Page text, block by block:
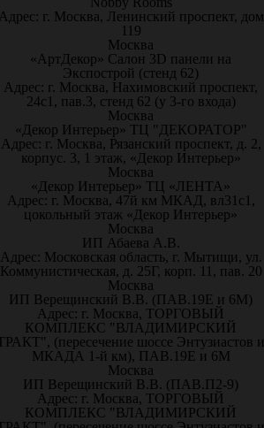
г. Москва, Ленинский проспект, дом
119
Москва
«АртДекор» Салон 3D панели на
Экспострой (стенд 62)
Адрес: г. Москва, Нахимовский проспект,
24с1, пав.3, стенд 62 (у 3-го входа)
Москва
«Декор Интерьер» ТЦ "ДЕКОРАТОР"
Адрес: г. Москва, Рязанский проспект, д. 2,
корпус. 3, 1 этаж, «Декор Интерьер»
Москва
«Декор Интерьер» ТЦ «ЛЕНТА»
Адрес: г. Москва, 47й км МКАД, вл31с1,
цокольный этаж «Декор Интерьер»
Москва
ИП Абаева А.В.
Адрес: Московская область, г. Мытищи, ул.
Коммунистическая, д. 25Г, корп. 11, пав. 20
Москва
ИП Верещинский В.В. (ПАВ.19Е и 6М)
Адрес: г. Москва, ТОРГОВЫЙ
КОМПЛЕКС "ВЛАДИМИРСКИЙ
(пересечение шоссе Энтузиастов и
МКАДА 1-й км), ПАВ.19Е и 6М
Москва
ИП Верещинский В.В. (ПАВ.П2-9)
Адрес: г. Москва, ТОРГОВЫЙ
КОМПЛЕКС "ВЛАДИМИРСКИЙ